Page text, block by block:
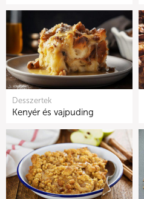
Desszertek
Kenyér és vajpuding